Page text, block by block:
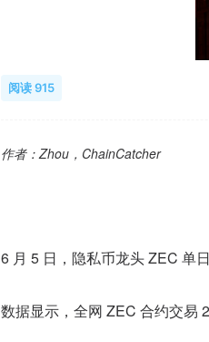
阅读 915
作者：Zhou，ChainCatcher
6 月 5 日，隐私币龙头 ZEC 单
数据显示 ， 全网 ZEC 合约交易